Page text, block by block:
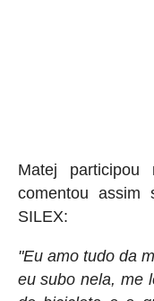
Matej
comentou assim
SILEX:
"Eu amo tudo da
eu subo nela, me